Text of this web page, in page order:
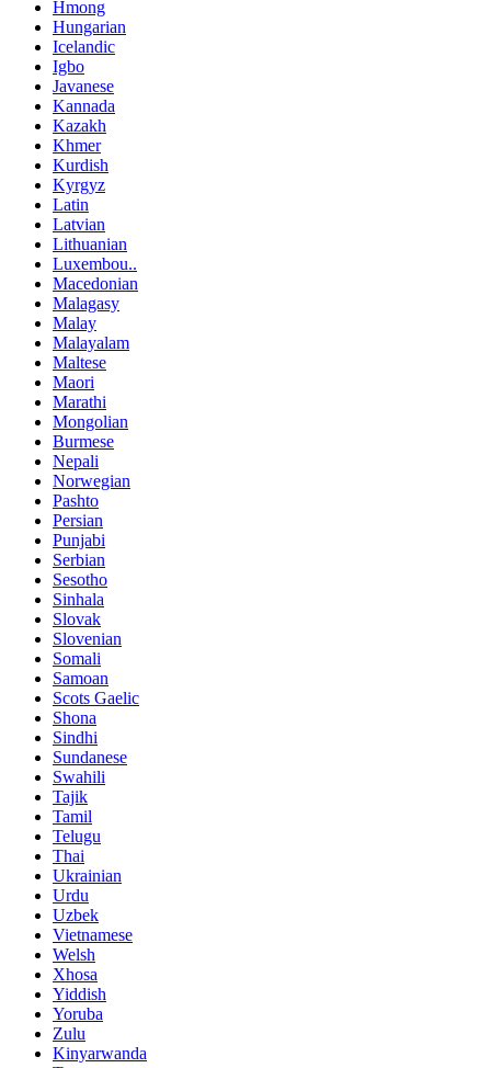
Hmong
Hungarian
Icelandic
Igbo
Javanese
Kannada
Kazakh
Khmer
Kurdish
Kyrgyz
Latin
Latvian
Lithuanian
Luxembou..
Macedonian
Malagasy
Malay
Malayalam
Maltese
Maori
Marathi
Mongolian
Burmese
Nepali
Norwegian
Pashto
Persian
Punjabi
Serbian
Sesotho
Sinhala
Slovak
Slovenian
Somali
Samoan
Scots Gaelic
Shona
Sindhi
Sundanese
Swahili
Tajik
Tamil
Telugu
Thai
Ukrainian
Urdu
Uzbek
Vietnamese
Welsh
Xhosa
Yiddish
Yoruba
Zulu
Kinyarwanda